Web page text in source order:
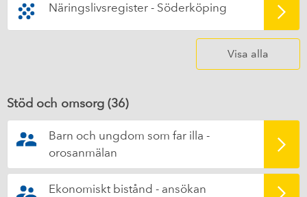
Näringslivsregister - Söderköping
Visa alla
Stöd och omsorg (36)
Barn och ungdom som far illa -
orosanmälan
Ekonomiskt bistånd - ansökan